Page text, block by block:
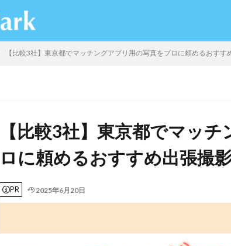
【比較3社】東京都でマッチングアプリ用の写真をプロに頼めるおすす
【比較3社】東京都でマッ
ロに頼めるおすすめ出張撮
PR 2025年6月20日